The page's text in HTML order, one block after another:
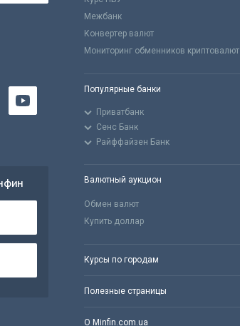
Межбанк
Конвертер валют
Мониторинг обменников криптовалют
Популярные банки
Приватбанк
Сенс Банк
Райффайзен Банк
Валютный аукцион
Обмен валют
Купить доллар
Курсы по городам
Полезные страницы
О Minfin.com.ua